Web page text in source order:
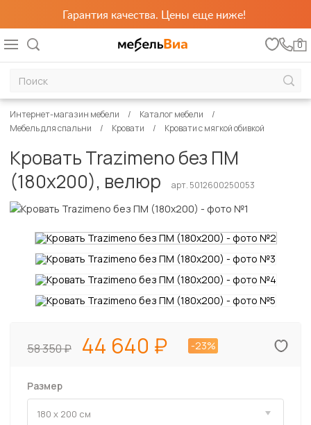
Гарантия качества. Цены еще ниже!
0
Интернет-магазин мебели
Каталог мебели
Мебель для спальни
Кровати Кровати с мягкой обивкой
Кровать Trazimeno без ПМ
(180х200), велюр
арт. 5012600250053
58 350 44 640 -23%
Размер